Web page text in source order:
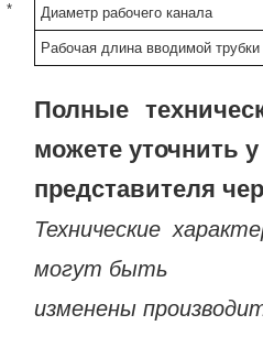
Диаметр рабочего канала
Рабочая длина вводимой трубки
Полные
можете уточнить
представителя
Технические
могут быть
изменены
*